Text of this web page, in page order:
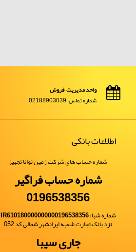
واحد مدیریت فروش
شماره تماس: 02188903039
اطلاعات بانکی
شماره حساب های شرکت زمین توانا تجهیز
شماره حساب فراگیر
0196538356
شماره شبا:IR610180000000000196538356
نزد بانک تجارت شعبه ایرانشهر شمالی کد 052
جاری سیبا